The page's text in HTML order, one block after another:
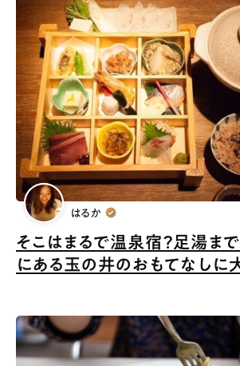
そこはまるで温泉宿？足湯まで
にある玉の井のおもてなしに
はるか